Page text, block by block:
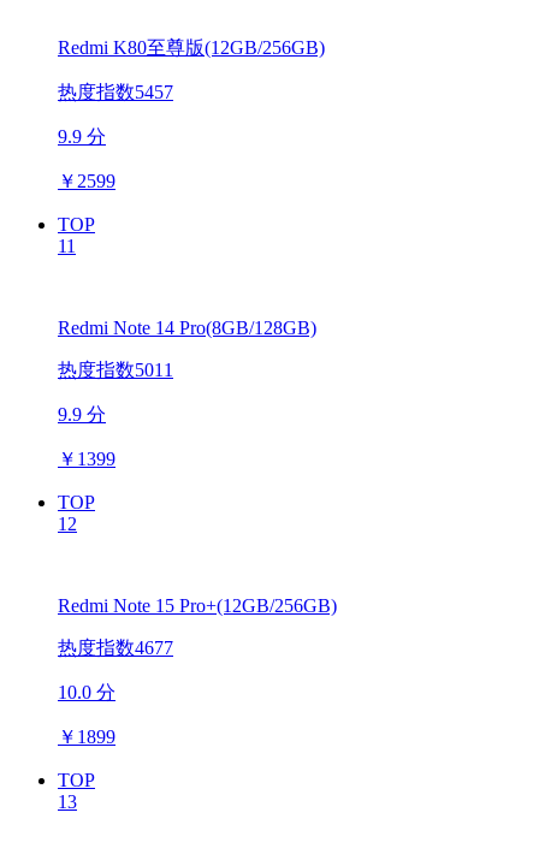
Redmi K80至尊版(12GB/256GB)
热度指数5457
9.9 分
￥ 2599
TOP
11
Redmi Note 14 Pro(8GB/128GB)
热度指数5011
9.9 分
￥ 1399
TOP
12
Redmi Note 15 Pro+(12GB/256GB)
热度指数4677
10.0 分
￥ 1899
TOP
13